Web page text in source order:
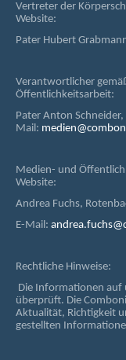
Vertreter der
Website:
Pater Hubert
Verantwortlicher
Öffentlichkeitsarbeit:
Pater Anton
Mail:
Medien- und
Website:
Andrea Fuchs,
E-Mail:
Rechtliche Hinweise:
Die Informationen auf
überprüft. Die
Aktualität, Richtigkeit
gestellten